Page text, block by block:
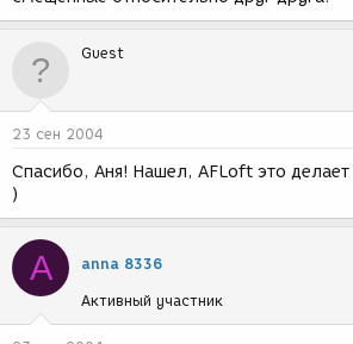
Guest
23 сен 2004
Спасибо, Аня! Нашел, AFLoft это
)
A anna 8336
Активный участник